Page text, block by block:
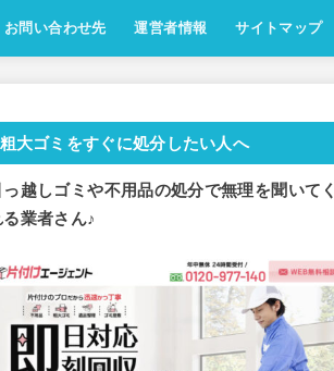
お問い合わせ先 運営者情報 サイトマップ
粗大ゴミをすぐに処分したい人へ
っ越しゴミや不用品の処分で無理を聞いてく
る業者さん♪